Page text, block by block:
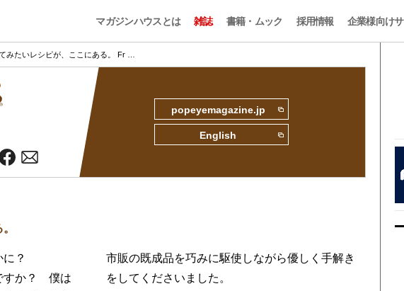
マガジンハウスとは 雑誌 書籍・ムック 採用情報 企業様向け
みたいレシピが、ここにある。 Fr …
popeyemagazine.jp
English
？
すか？ 僕は
市販の既成品を巧みに駆使しながら優しく手解き
をしてくださいました。